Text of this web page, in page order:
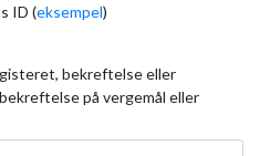
ID (eksempel)
bekreftelse eller
på vergemål eller